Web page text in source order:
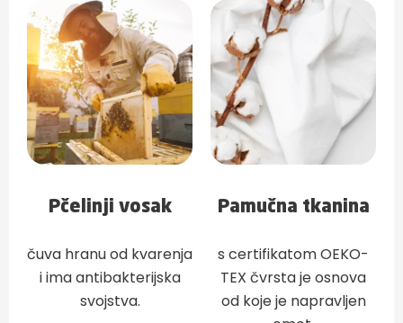
Pčelinji vosak
čuva hranu od kvarenja
i ima antibakterijska
svojstva.
Pamučna tkanina
s certifikatom OEKO-
TEX čvrsta je osnova
od koje je napravljen